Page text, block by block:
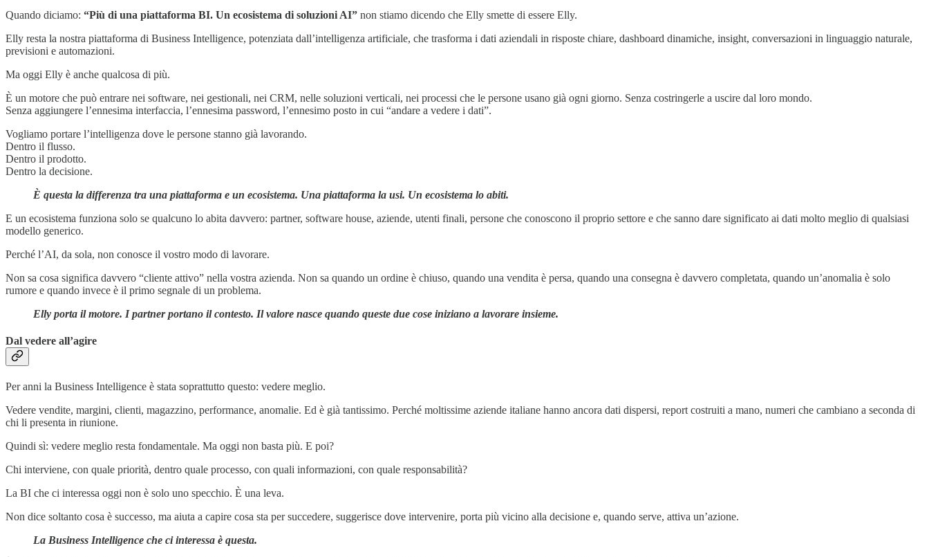
Quando diciamo: “Più di una piattaforma BI. Un ecosistema di soluzioni AI” non stiamo dicendo che Elly smette di essere Elly.
Elly resta la nostra piattaforma di Business Intelligence, potenziata dall’intelligenza artificiale, che trasforma i dati aziendali in risposte chiare, dashboard dinamiche, insight, conversazioni in linguaggio naturale,
previsioni e automazioni.
Ma oggi Elly è anche qualcosa di più.
È un motore che può entrare nei software, nei gestionali, nei CRM, nelle soluzioni verticali, nei processi che le persone usano già ogni giorno. Senza costringerle a uscire dal loro mondo.
Senza aggiungere l’ennesima interfaccia, l’ennesima password, l’ennesimo posto in cui “andare a vedere i dati”.
Vogliamo portare l’intelligenza dove le persone stanno già lavorando.
Dentro il flusso.
Dentro il prodotto.
Dentro la decisione.
È questa la differenza tra una piattaforma e un ecosistema. Una piattaforma la usi. Un ecosistema lo abiti.
E un ecosistema funziona solo se qualcuno lo abita davvero: partner, software house, aziende, utenti finali, persone che conoscono il proprio settore e che sanno dare significato ai dati molto meglio di qualsiasi
modello generico.
Perché l’AI, da sola, non conosce il vostro modo di lavorare.
Non sa cosa significa davvero “cliente attivo” nella vostra azienda. Non sa quando un ordine è chiuso, quando una vendita è persa, quando una consegna è davvero completata, quando un’anomalia è solo
rumore e quando invece è il primo segnale di un problema.
Elly porta il motore. I partner portano il contesto. Il valore nasce quando queste due cose iniziano a lavorare insieme.
Dal vedere all’agire
Per anni la Business Intelligence è stata soprattutto questo: vedere meglio.
Vedere vendite, margini, clienti, magazzino, performance, anomalie. Ed è già tantissimo. Perché moltissime aziende italiane hanno ancora dati dispersi, report costruiti a mano, numeri che cambiano a seconda di
chi li presenta in riunione.
Quindi sì: vedere meglio resta fondamentale. Ma oggi non basta più. E poi?
Chi interviene, con quale priorità, dentro quale processo, con quali informazioni, con quale responsabilità?
La BI che ci interessa oggi non è solo uno specchio. È una leva.
Non dice soltanto cosa è successo, ma aiuta a capire cosa sta per succedere, suggerisce dove intervenire, porta più vicino alla decisione e, quando serve, attiva un’azione.
La Business Intelligence che ci interessa è questa.